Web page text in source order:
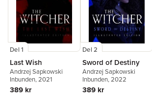
Del 1
Last Wish
Andrzej Sapkowski
Inbunden, 2021
389 kr
Del 2
Sword of Destiny
Andrzej Sapkowski
Inbunden, 2022
389 kr